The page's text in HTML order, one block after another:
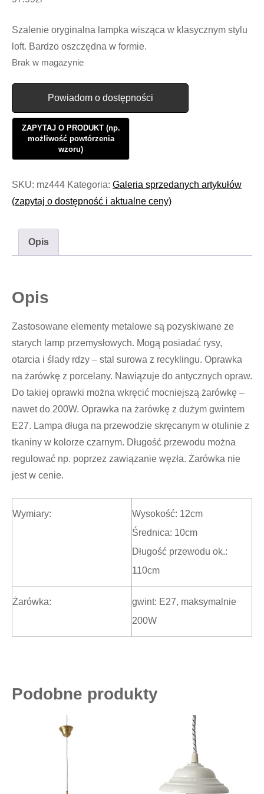
Szalenie oryginalna lampka wisząca w klasycznym stylu
loft. Bardzo oszczędna w formie.
Brak w magazynie
Powiadom o dostępności
SKU: mz444 Kategoria: Galeria sprzedanych artykułów
(zapytaj o dostępność i aktualne ceny)
Opis
Opis
Zastosowane elementy metalowe są pozyskiwane ze
starych lamp przemysłowych. Mogą posiadać rysy,
otarcia i ślady rdzy – stal surowa z recyklingu. Oprawka
na żarówkę z porcelany. Nawiązuje do antycznych opraw.
Do takiej oprawki można wkręcić mocniejszą żarówkę –
nawet do 200W. Oprawka na żarówkę z dużym gwintem
E27. Lampa długa na przewodzie skręcanym w otulinie z
tkaniny w kolorze czarnym. Długość przewodu można
regulować np. poprzez zawiązanie węzła. Żarówka nie
jest w cenie.
Wymiary:
Wysokość: 12cm
Średnica: 10cm
Długość przewodu ok.:
110cm
Żarówka:
gwint: E27, maksymalnie
200W
Podobne produkty